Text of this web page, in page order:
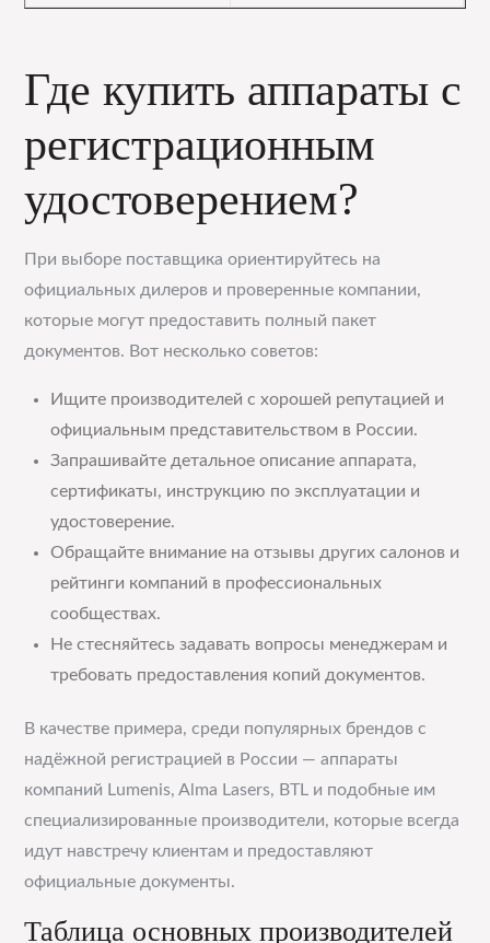
Где купить аппараты с
регистрационным
удостоверением?
При выборе поставщика ориентируйтесь на
официальных дилеров и проверенные компании,
которые могут предоставить полный пакет
документов. Вот несколько советов:
Ищите производителей с хорошей репутацией и
официальным представительством в России.
Запрашивайте детальное описание аппарата,
сертификаты, инструкцию по эксплуатации и
удостоверение.
Обращайте внимание на отзывы других салонов и
рейтинги компаний в профессиональных
сообществах.
Не стесняйтесь задавать вопросы менеджерам и
требовать предоставления копий документов.
В качестве примера, среди популярных брендов с
надёжной регистрацией в России — аппараты
компаний Lumenis, Alma Lasers, BTL и подобные им
специализированные производители, которые всегда
идут навстречу клиентам и предоставляют
официальные документы.
Таблица основных производителей